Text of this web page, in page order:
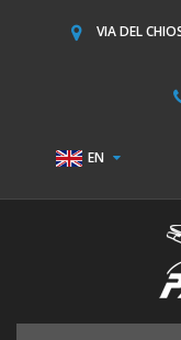
VIA DEL
EN